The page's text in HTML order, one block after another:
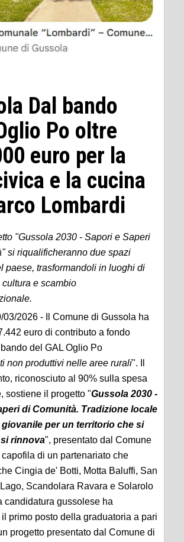
Dal bando
Po oltre
euro per la
e la cucina
Lombardi
"Gussola 2030 - Sapori e Saperi
si riqualificheranno due spazi
paese, trasformandoli in luoghi di
e scambio
03/2026 - Il Comune di Gussola ha
euro di contributo a fondo
del GAL Oglio Po
non produttivi nelle aree rurali". Il
riconosciuto al 90% sulla spesa
sostiene il progetto "Gussola 2030 -
di Comunità. Tradizione locale
giovanile per un territorio che si
rinnova", presentato dal Comune
di un partenariato che
Cingia de' Botti, Motta Baluffi, San
Scandolara Ravara e Solarolo
candidatura gussolese ha
primo posto della graduatoria a pari
progetto presentato dal Comune di